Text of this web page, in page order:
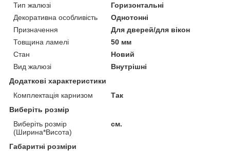
Тип жалюзі
Горизонтальні
Декоративна особливість
Однотонні
Призначення
Для дверей/для вікон
Товщина ламелі
50 мм
Стан
Новий
Вид жалюзі
Внутрішні
Додаткові характеристики
Комплектація карнизом
Так
Виберіть розмір
Виберіть розмір
(Ширина*Висота)
см.
Габаритні розміри